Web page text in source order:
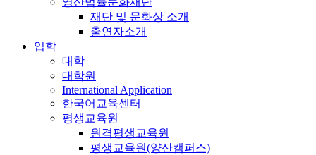
재단 및 문화상 소개
출연자소개
입학
대학
대학원
International Application
한국어교육센터
평생교육원
원격평생교육원
평생교육원(양산캠퍼스)